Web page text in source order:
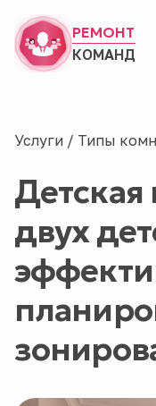
РЕМОНТ
КОМАНД
Услуги / Типы
Детская
двух